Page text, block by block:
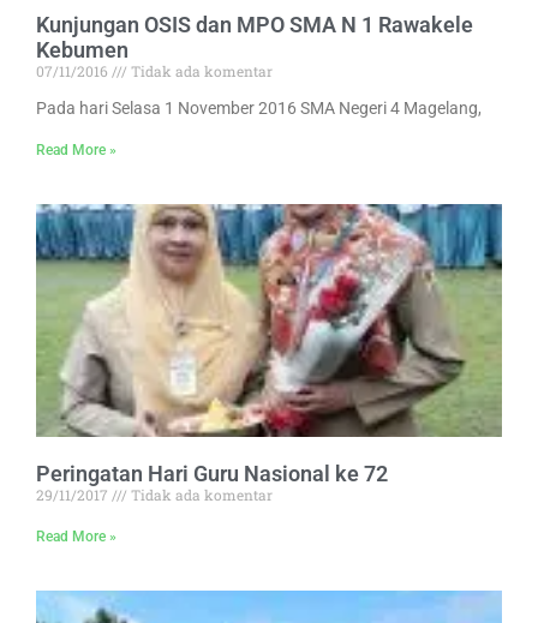
Kunjungan OSIS dan MPO SMA N 1 Rawakele
Kebumen
07/11/2016
Tidak ada komentar
Pada hari Selasa 1 November 2016 SMA Negeri 4 Magelang,
Read More »
Peringatan Hari Guru Nasional ke 72
29/11/2017 Tidak ada komentar
Read More »